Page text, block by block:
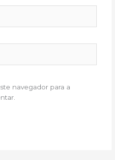
navegador para a